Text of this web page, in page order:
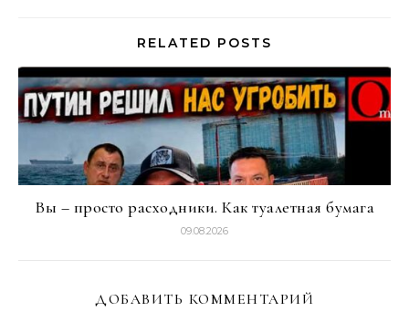
RELATED POSTS
Вы – просто расходники. Как туалетная бумага
09.08.2026
ДОБАВИТЬ КОММЕНТАРИЙ